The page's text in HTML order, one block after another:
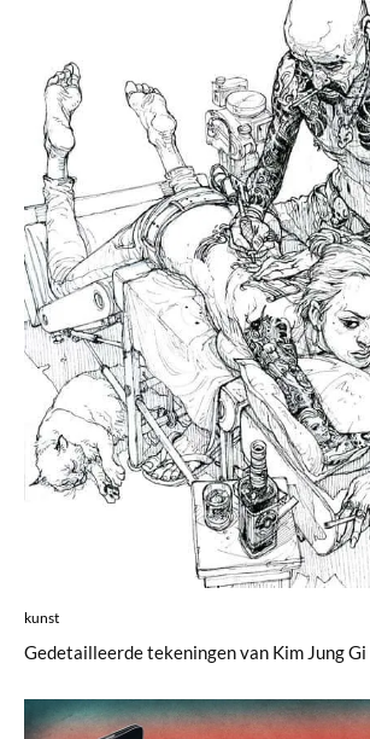
kunst
Gedetailleerde tekeningen van Kim Jung Gi